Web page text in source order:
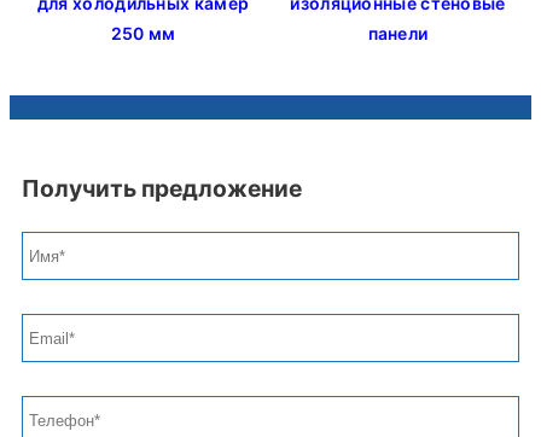
250 мм
панели
Получить предложение